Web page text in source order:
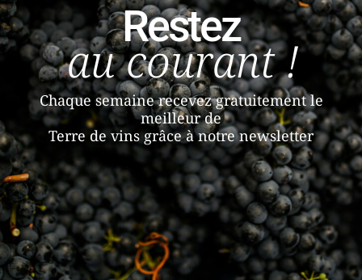
Restez
au courant !
Chaque semaine recevez gratuitement le
meilleur de
Terre de vins grâce à notre newsletter